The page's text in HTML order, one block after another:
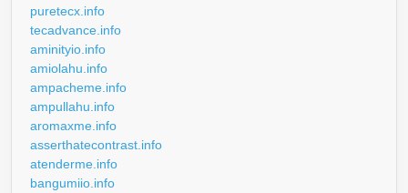
puretecx.info
tecadvance.info
aminityio.info
amiolahu.info
ampacheme.info
ampullahu.info
aromaxme.info
asserthatecontrast.info
atenderme.info
bangumiio.info